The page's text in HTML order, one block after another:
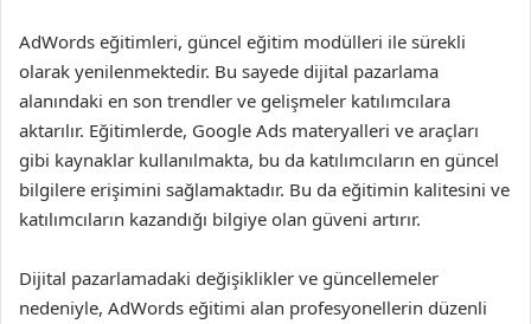
AdWords eğitimleri, güncel eğitim modülleri ile sürekli
olarak yenilenmektedir. Bu sayede dijital pazarlama
alanındaki en son trendler ve gelişmeler katılımcılara
aktarılır. Eğitimlerde, Google Ads materyalleri ve araçları
gibi kaynaklar kullanılmakta, bu da katılımcıların en güncel
bilgilere erişimini sağlamaktadır. Bu da eğitimin kalitesini ve
katılımcıların kazandığı bilgiye olan güveni artırır.
Dijital pazarlamadaki değişiklikler ve güncellemeler
nedeniyle, AdWords eğitimi alan profesyonellerin düzenli